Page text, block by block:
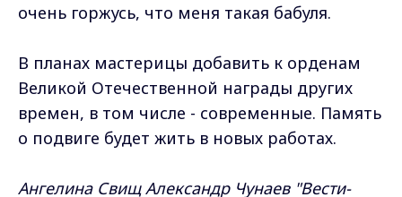
очень горжусь, что меня такая бабуля.
В планах мастерицы добавить к орденам
Великой Отечественной награды других
времен, в том числе - современные. Память
о подвиге будет жить в новых работах.
Ангелина Свищ Александр Чунаев "Вести-